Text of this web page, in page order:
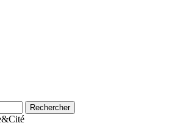
Rechercher